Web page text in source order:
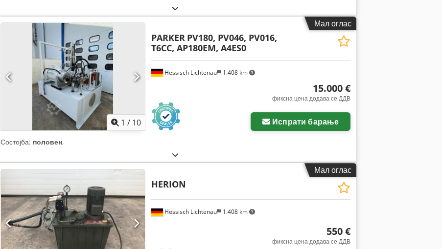
Мал оглас
1 / 10
Hessisch Lichtenau 1.408 km
PARKER PV180, PV046, PV016,
T6CC, AP180EM, A4ES0
15.000 €
фиксна цена додава се ДДВ
Испрати барање
Состојба: половен,
Мал оглас
Hessisch Lichtenau 1.408 km
HERION
550 €
фиксна цена додава се ДДВ